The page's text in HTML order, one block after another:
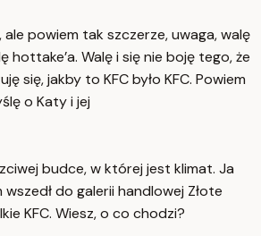
ale powiem tak szczerze, uwaga, walę
hottake’a. Walę i się nie boję tego, że
się, jakby to KFC było KFC. Powiem
o Katy i jej
budce, w której jest klimat. Ja
do galerii handlowej Złote
KFC. Wiesz, o co chodzi?